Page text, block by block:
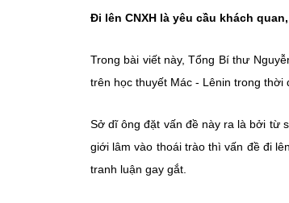
Đi lên CNXH là yêu cầu khách
Trong bài viết này, Tổng Bí thư
trên học thuyết Mác - Lênin trong thời
Sở dĩ ông đặt vấn đề này ra là bởi từ
giới lâm vào thoái trào thì vấn đề đi
tranh luận gay gắt.